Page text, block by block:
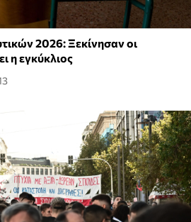
2026: Ξεκίνησαν οι
η εγκύκλιος